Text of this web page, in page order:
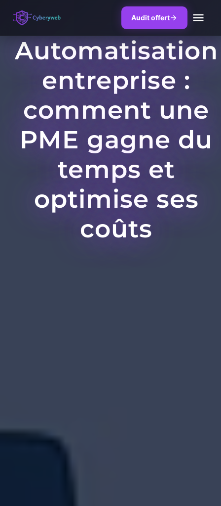
Audit offert
Automatisation
entreprise :
comment une
PME gagne du
temps et
optimise ses
coûts